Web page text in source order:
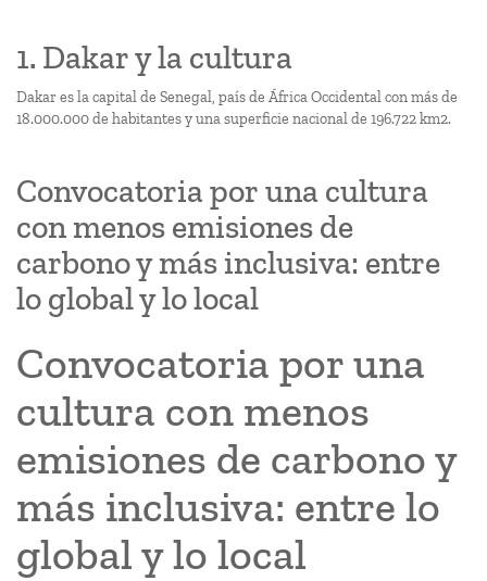
1. Dakar y la cultura
Dakar es la capital de Senegal, país de África Occidental con más de
18.000.000 de habitantes y una superficie nacional de 196.722 km2.
Convocatoria por una cultura
con menos emisiones de
carbono y más inclusiva: entre
lo global y lo local
Convocatoria por una
cultura con menos
emisiones de carbono y
más inclusiva: entre lo
global y lo local